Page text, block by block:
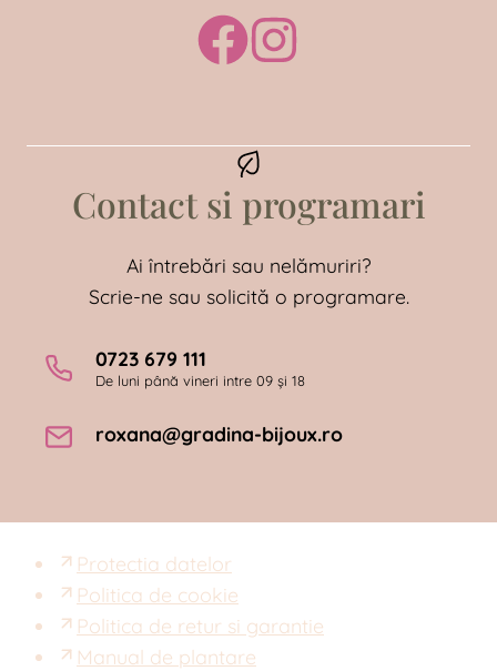
Contact si programari
Ai întrebări sau nelămuriri?
Scrie-ne sau solicită o programare.
0723 679 111
De luni până vineri intre 09 și 18
roxana@gradina-bijoux.ro
Protectia datelor
Politica de cookie
Politica de retur si garantie
Manual de plantare